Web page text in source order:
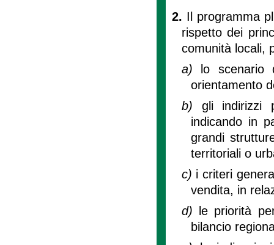
2. Il programma
rispetto dei
comunità locali,
a)
lo scenario
orientamento
b) gli indirizzi
indicando in
grandi
territoriali o
c) i criteri
vendita, in
d)
le priorità
bilancio